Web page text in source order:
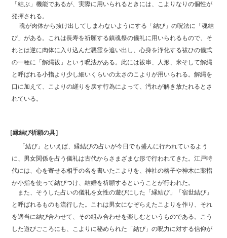
「結ぶ」機能であるが、実際に用いられるときには、こよりなりの個性が
発揮される。
魂が肉体から抜け出してしまわないようにする「結び」の呪法に「魂結
び」がある。これは長寿を祈願する鎮魂祭の儀礼に用いられるもので、そ
れとは逆に肉体に入り込んだ悪霊を追い出し、心身を浄化する祓ひの儀式
の一種に「解縄祓」という呪法がある。此には祓串、人形、米そして解縄
と呼ばれる小指より少し細いくらいの太さのこよりが用いられる。解縄を
口に加えて、こよりの縒りを戻す行為によって、汚れが解き放たれるとさ
れている。
［縁結び祈願の具］
「結び」といえば、縁結びの占いが今日でも盛んに行われているよう
に、男女関係を占う儀礼は古代からさまざまな形で行われてきた。江戸時
代には、心を寄せる相手の名を書いたこよりを、神社の格子や神木に薬指
か小指を使って結びつけ、結婚を祈願するということが行われた。
また、そうした占いの儀礼を女性の遊びにした「縁結び」「宿世結び」
と呼ばれるものも流行した。これは男女になぞらえたこよりを作り、それ
を適当に結び合わせて、その組み合わせを楽しむというものである。こう
した遊びごころにも、こよりに秘められた「結び」の呪力に対する信仰が